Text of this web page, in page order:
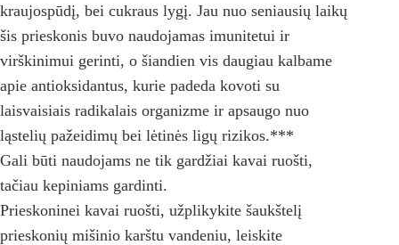
kraujospūdį, bei cukraus lygį. Jau nuo seniausių laikų
šis prieskonis buvo naudojamas imunitetui ir
virškinimui gerinti, o šiandien vis daugiau kalbame
apie antioksidantus, kurie padeda kovoti su
laisvaisiais radikalais organizme ir apsaugo nuo
ląstelių pažeidimų bei lėtinės ligų rizikos.***
Gali būti naudojams ne tik gardžiai kavai ruošti,
tačiau kepiniams gardinti.
Prieskoninei kavai ruošti, užplikykite šaukštelį
prieskonių mišinio karštu vandeniu, leiskite